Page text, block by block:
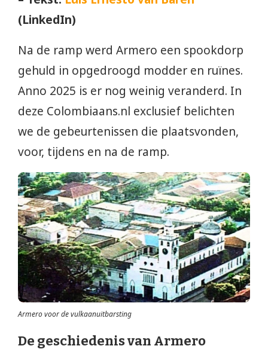
(LinkedIn)
Na de ramp werd Armero een spookdorp
gehuld in opgedroogd modder en ruïnes.
Anno 2025 is er nog weinig veranderd. In
deze Colombiaans.nl exclusief belichten
we de gebeurtenissen die plaatsvonden,
voor, tijdens en na de ramp.
Armero voor de vulkaanuitbarsting
De geschiedenis van Armero